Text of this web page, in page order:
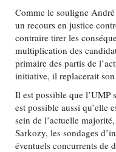
Comme le souligne
un recours en justice
contraire tirer les
multiplication des
primaire des partis de
initiative, il replacerait
Il est possible que l’UMP
est possible aussi qu’elle
sein de l’actuelle
Sarkozy, les sondages
éventuels concurrents de